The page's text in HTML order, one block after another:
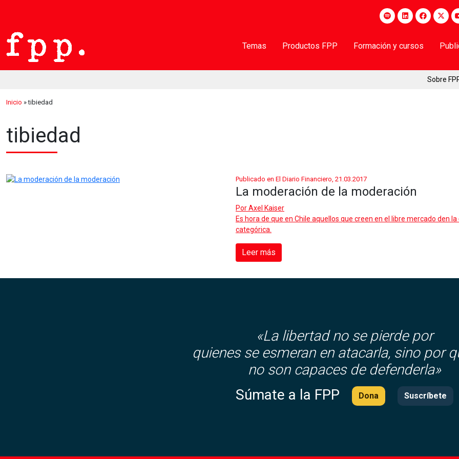
Temas Productos FPP Formación y cursos
Sobre
Inicio »tibiedad
tibiedad
Publicado en El Diario Financiero, 21.03.2017
La moderación de la moderación
PorAxel Kaiser
Es hora de que en Chile aquellos que creen en el libre mercado den
categórica.
Leer más
«La libertad no se pierde por
quienes se esmeran en atacarla, sino por
no son capaces de defenderla»
Súmate a la FPP
Dona Suscríbete